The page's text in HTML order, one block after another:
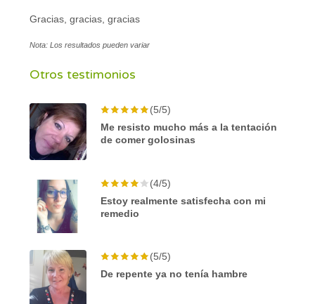
Gracias, gracias, gracias
Nota: Los resultados pueden variar
Otros testimonios
(5/5)
Me resisto mucho más a la tentación
de comer golosinas
(4/5)
Estoy realmente satisfecha con mi
remedio
(5/5)
De repente ya no tenía hambre